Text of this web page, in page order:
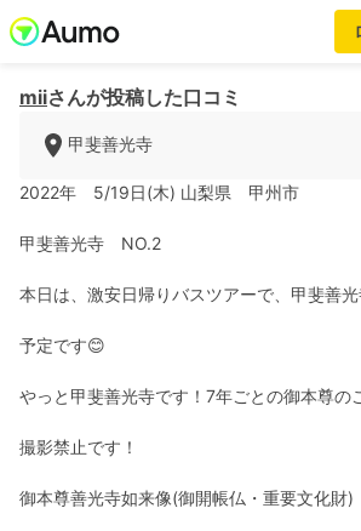
miiさんが投稿した口コミ
甲斐善光寺
2022年 5/19日(木) 山梨県 甲州市
甲斐善光寺 NO.2
本日は、激安日帰りバスツアーで、甲斐善
予定です😊
やっと甲斐善光寺です！7年ごとの御本尊の
撮影禁止です！
御本尊善光寺如来像(御開帳仏・重要文化財)